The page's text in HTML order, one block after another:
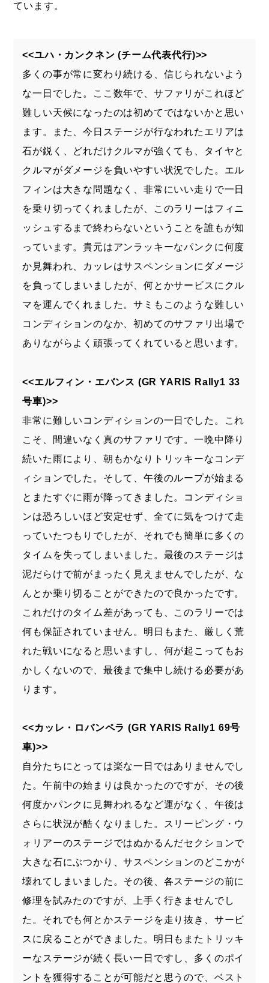
ています。
<<ユハ・カンクネン (チーム代表代行)>>
多くの事が常に変わり続ける、信じられないよう
な一日でした。ここ数年で、サファリがこれほど
難しい天候になったのは初めてではないかと思い
ます。また、今日ステージが行なわれたエリアは
石が鋭く、どれだけクルマが強くても、タイヤと
クルマがダメージを負いやすい状況でした。エル
フィンは大きな問題なく、非常にいい走りで一日
を乗り切ってくれましたが、このラリーはフィニ
ッシュするまで終わらないということを誰もが知
っています。貴元はアンラッキーなパンクに何度
か見舞われ、カッレはサスペンションにダメージ
を負ってしまいましたが、何とかサービスにクル
マを運んでくれました。サミもこのような難しい
コンディションのなか、初めてのサファリ出場で
ありながらよく頑張ってくれていると思います。
<<エルフィン・エバンス (GR YARIS Rally1 33
号車)>>
非常に難しいコンディションの一日でした。これ
こそ、間違いなく真のサファリです。一晩中降り
続いた雨により、朝もかなりトリッキーなコンデ
ィションでした。そして、午後のループが始まる
とまたすぐに雨が降ってきました。コンディショ
ンは恐ろしいほど安定せず、全てに気をつけて走
っていたつもりでしたが、それでも簡単に多くの
タイムを失ってしまいました。最後のステージは
泥だらけで前がまったく見えませんでしたが、な
んとか乗り切ることができたので良かったです。
これだけのタイム差があっても、このラリーでは
何も保証されていません。明日もまた、厳しく荒
れた戦いになると思いますし、何が起こってもお
かしくないので、最後まで集中し続ける必要があ
ります。
<<カッレ・ロバンペラ (GR YARIS Rally1 69号
車)>>
自分たちにとっては楽な一日ではありませんでし
た。午前中の始まりは良かったのですが、その後
何度かパンクに見舞われるなど運がなく、午後は
さらに状況が酷くなりました。スリーピング・ウ
ォリアーのステージではぬかるんだセクションで
大きな石にぶつかり、サスペンションのどこかが
壊れてしまいました。その後、各ステージの前に
修理を試みたのですが、上手く行きませんでし
た。それでも何とかステージを走り抜き、サービ
スに戻ることができました。明日もまたトリッキ
ーなステージが続く長い一日ですし、多くのポイ
ントを獲得することが可能だと思うので、ベスト